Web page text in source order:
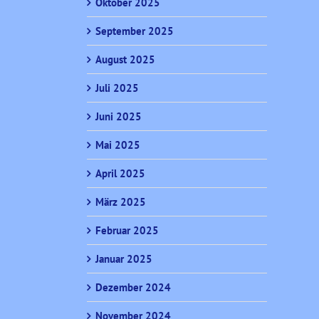
September 2025
August 2025
Juli 2025
Juni 2025
Mai 2025
April 2025
März 2025
Februar 2025
Januar 2025
Dezember 2024
November 2024